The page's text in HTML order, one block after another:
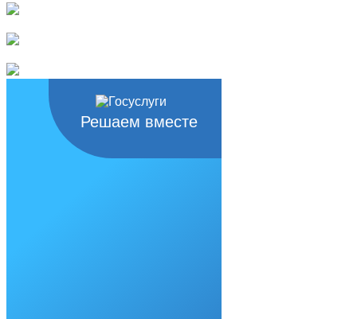
Решаем вместе